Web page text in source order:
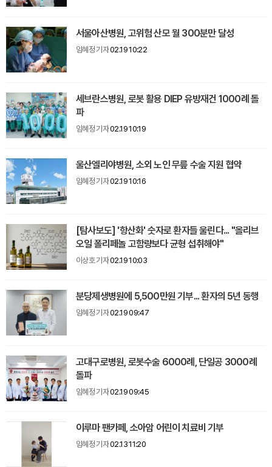
서울아산병원, 고위험 산모 월 300분만 달성
임혜정 기자02.19 10:22
세브란스병원, 로봇 활용 DIEP 유방재건 1000례 돌
파
임혜정 기자02.19 10:19
울산엘리야병원, 소외 노인 무릎 수술 지원 협약
임혜정 기자02.19 10:16
[탐사보도] '항산화' 숫자로 환자들 울린다... "올리브
오일 폴리페놀 고함량보다 균형 섭취해야"
이상호 기자02.19 10:03
분당제생병원에 5,500만원 기부... 환자의 5년 동행
임혜정 기자02.19 09:47
고대구로병원, 로봇수술 6000례, 단일공 3000례
돌파
임혜정 기자02.19 09:45
이루마 팬카페, 소아암 어린이 치료비 기부
임혜정 기자02.13 11:20